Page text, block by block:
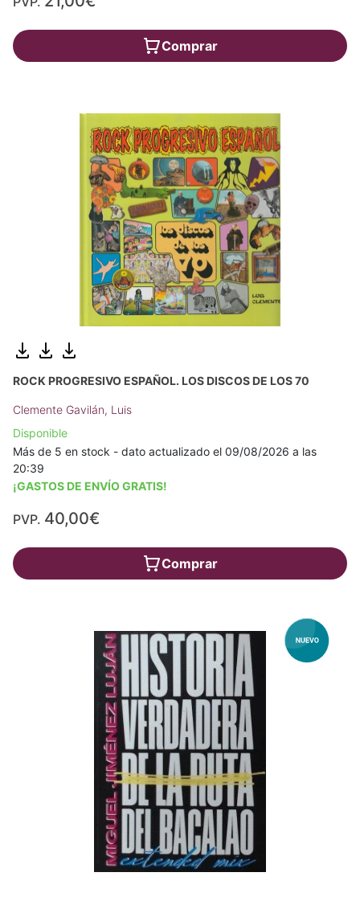
Comprar
ROCK PROGRESIVO ESPAÑOL. LOS DISCOS DE LOS 70
Clemente Gavilán, Luis
Disponible
Más de 5 en stock - dato actualizado el 09/08/2026 a las
20:39
¡GASTOS DE ENVÍO GRATIS!
PVP. 40,00€
Comprar